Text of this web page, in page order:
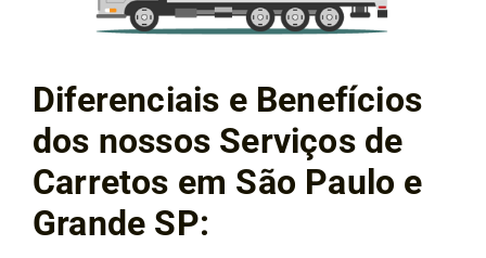
Diferenciais e Benefícios
dos nossos Serviços de
Carretos em São Paulo e
Grande SP: